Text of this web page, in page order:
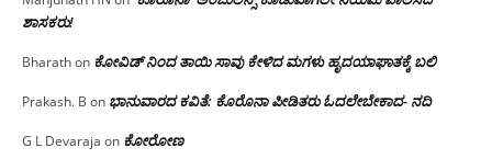
ಶಾಸಕರು!
Bharathon ಕೋವಿಡ್ ನಿಂದ ತಾಯಿ ಸಾವು ಕೇಳಿದ ಮಗಳು ಹೃದಯಾಘಾತಕ್ಕೆ ಬಲಿ
Prakash. B on ಭಾನುವಾರದ ಕವಿತೆ: ಕೊರೊನಾ ಪೀಡಿತರು ಓದಲೇಬೇಕಾದ- ನದಿ
G L Devaraja on ಕೋರೋಣ